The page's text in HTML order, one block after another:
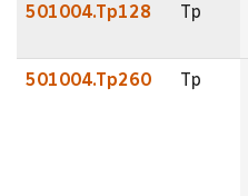
501004.Tp128 Tp
501004.Tp260 Tp